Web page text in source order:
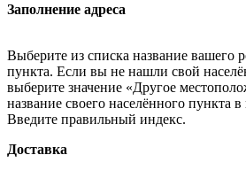
Заполнение адреса
Выберите из списка название вашего
пункта. Если вы не нашли свой
выберите значение «Другое
название своего населённого пункта
Введите правильный индекс.
Доставка